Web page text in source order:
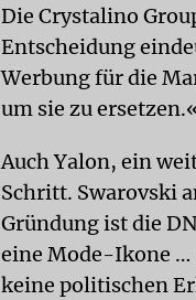
Die Crystalino
Entscheidung
Werbung für die
um sie zu
Auch Yalon, ein
Schritt. Swarovski
Gründung ist die
eine Mode-Ikone …
keine politischen